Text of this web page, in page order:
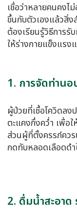
เชื่อว่าหลายคนคงไ
ขึ้นกับตัวเองแล้วสิ่ง
ต้องเรียนรู้วิธีการรั
ให้ร่างกายแข็งแรง
1. การจัดท่าน
ผู้ป่วยที่เชื้อโควิดลง
ตะแคงกึ่งคว่ำ เพื่อ
ส่วนผู้ที่ตั้งครรภ์ควร
กดทับหลอดเลือดดำ
2. ดื่มน้ำสะอาด